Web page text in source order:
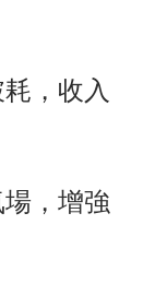
，收入
，增強